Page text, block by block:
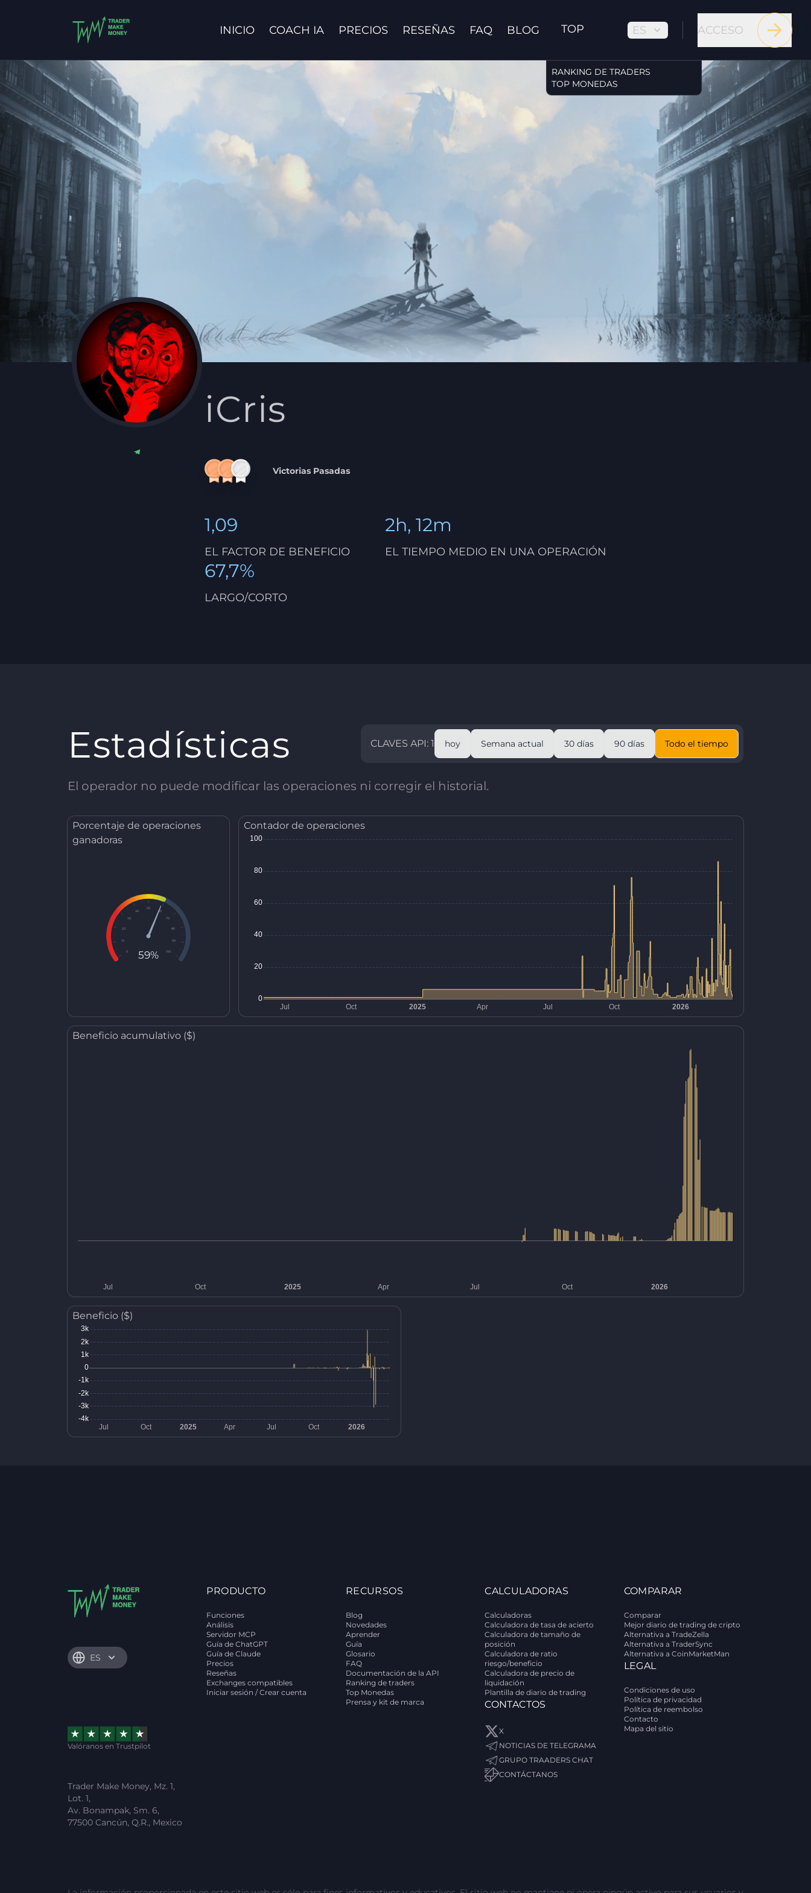
Contáctanos
INICIO COACH IA PRECIOS RESEÑAS FAQ BLOG TOP
RANKING DE TRADERS
TOP MONEDAS
ES ACCESO
iCris
Victorias Pasadas
1,09
EL FACTOR DE BENEFICIO
2h, 12m
EL TIEMPO MEDIO EN UNA OPERACIÓN
67,7%
LARGO/CORTO
Estadísticas CLAVES API: 1 hoy Semana actual 30 días 90 días Todo el tiempo
El operador no puede modificar las operaciones ni corregir el historial.
Porcentaje de operaciones
ganadoras
0
10
20
30
40
50
60
70
80
90
100
59%
Contador de operaciones
Beneficio acumulativo ($)
Beneficio ($)
ES
Valóranos en Trustpilot
Trader Make Money, Mz. 1,
Lot. 1,
Av. Bonampak, Sm. 6,
77500 Cancún, Q.R., Mexico
PRODUCTO
Funciones
Análisis
Servidor MCP
Guía de ChatGPT
Guía de Claude
Precios
Reseñas
Exchanges compatibles
Iniciar sesión / Crear cuenta
RECURSOS
Blog
Novedades
Aprender
Guía
Glosario
FAQ
Documentación de la API
Ranking de traders
Top Monedas
Prensa y kit de marca
CALCULADORAS
Calculadoras
Calculadora de tasa de acierto
Calculadora de tamaño de
posición
Calculadora de ratio
riesgo/beneficio
Calculadora de precio de
liquidación
Plantilla de diario de trading
CONTACTOS
X
NOTICIAS DE TELEGRAMA
GRUPO TRAADERS CHAT
CONTÁCTANOS
COMPARAR
Comparar
Mejor diario de trading de cripto
Alternativa a TradeZella
Alternativa a TraderSync
Alternativa a CoinMarketMan
LEGAL
Condiciones de uso
Política de privacidad
Política de reembolso
Contacto
Mapa del sitio